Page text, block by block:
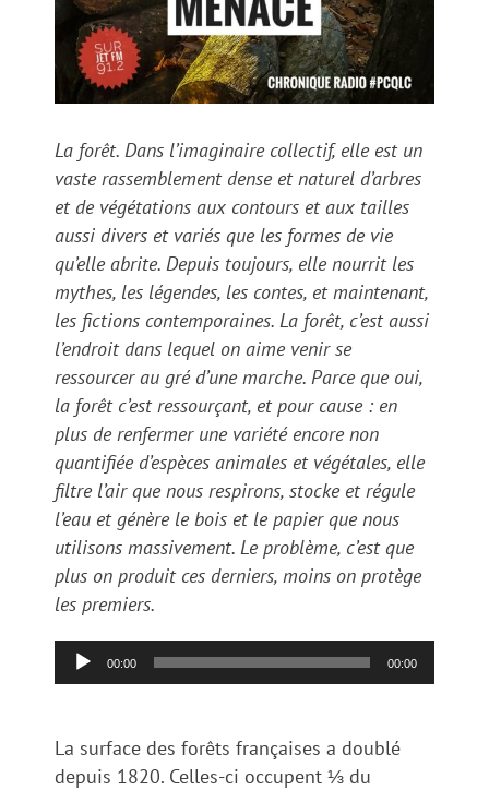
La forêt. Dans l’imaginaire collectif, elle est un
vaste rassemblement dense et naturel d’arbres
et de végétations aux contours et aux tailles
aussi divers et variés que les formes de vie
qu’elle abrite. Depuis toujours, elle nourrit les
mythes, les légendes, les contes, et maintenant,
les fictions contemporaines. La forêt, c’est aussi
l’endroit dans lequel on aime venir se
ressourcer au gré d’une marche. Parce que oui,
la forêt c’est ressourçant, et pour cause : en
plus de renfermer une variété encore non
quantifiée d’espèces animales et végétales, elle
filtre l’air que nous respirons, stocke et régule
l’eau et génère le bois et le papier que nous
utilisons massivement. Le problème, c’est que
plus on produit ces derniers, moins on protège
les premiers.
Lecteur
audio
00:00 00:00
La surface des forêts françaises a doublé
depuis 1820. Celles-ci occupent ⅓ du